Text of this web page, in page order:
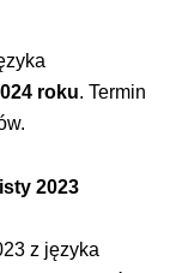
roku. Termin
2023
z języka